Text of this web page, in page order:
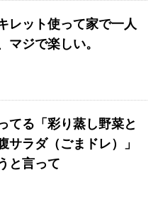
レット使って家で一人
マジで楽しい。
てる「彩り蒸し野菜と
サラダ（ごまドレ）」
と言って